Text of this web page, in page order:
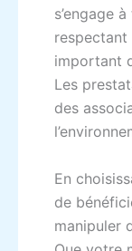
s’engage
respectant
important
Les
des
En
de
manipuler